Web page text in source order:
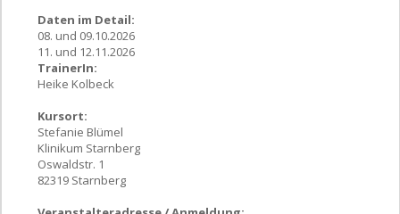
Daten im Detail:
08. und 09.10.2026
11. und 12.11.2026
TrainerIn:
Heike Kolbeck
Kursort:
Stefanie Blümel
Klinikum Starnberg
Oswaldstr. 1
82319 Starnberg